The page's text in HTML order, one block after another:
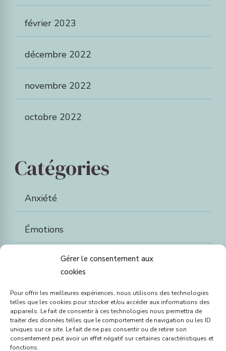
Gérer le consentement aux
cookies
Pour offrir les meilleures expériences, nous utilisons des technologies
telles que les cookies pour stocker et/ou accéder aux informations des
appareils. Le fait de consentir à ces technologies nous permettra de
traiter des données telles que le comportement de navigation ou les ID
uniques sur ce site. Le fait de ne pas consentir ou de retirer son
consentement peut avoir un effet négatif sur certaines caractéristiques et
fonctions.
février 2023
décembre 2022
novembre 2022
octobre 2022
Catégories
Anxiété
Émotions
Parentalité
Santé mentale
Stress